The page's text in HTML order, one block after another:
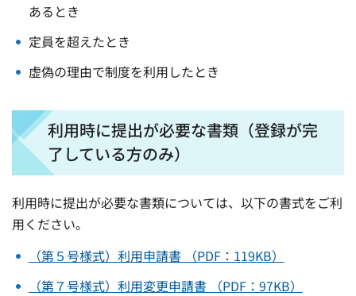
あるとき
定員を超えたとき
虚偽の理由で制度を利用したとき
利用時に提出が必要な書類（登録が完
了している方のみ）
利用時に提出が必要な書類については、以下の書式をご利
用ください。
（第５号様式）利用申請書 （PDF：119KB）
（第７号様式）利用変更申請書 （PDF：97KB）